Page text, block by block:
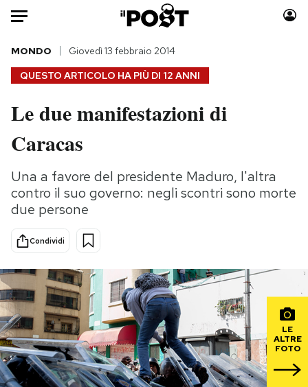
Auto
HOME
Italia
Politica
Tecnologia
Internet
Scienza
Cultura
Economia
Sport
Moda
Storie/Idee
Ok Boomer!
Mondiali calcio 2026
PODCAST
NEWSLETTER
QUESTO ARTICOLO HA PIÙ DI 12 ANNI
MONDO Giovedì 13 febbraio 2014
Le due manifestazioni di
Caracas
Una a favore del presidente Maduro, l'altra
contro il suo governo: negli scontri sono morte
due persone
Condividi
LE
ALTRE
FOTO